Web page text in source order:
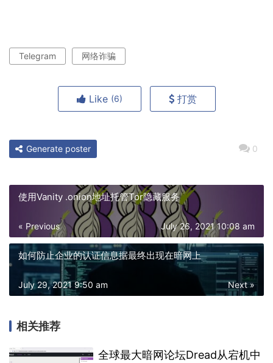
Telegram 网络诈骗
Like (6) 打赏
0
Generate poster
使用Vanity .onion地址托管Tor隐藏服务
« Previous July 26, 2021 10:08 am
如何防止企业的认证信息据最终出现在暗网上
Next »
July 29, 2021 9:50 am
相关推荐
全球最大暗网论坛Dread从宕机中